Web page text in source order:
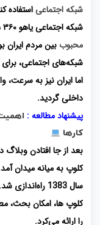
شبکه اجتماعیاستفاده
شبکه اجتماعی یاهو ۳۶۰ در سال 2005 راه‌اندازی شد و دومین
محبوب بین مردم ایران
شبکه‌های اجتماعی،
اما ایران نیز به سرعت،
داخلی گردید.
پیشنهاد مطالعه :
کارها
بعد از جا افتادن وبلاگ
کلوپ به میانه میدان
سال 1383
کلوپ‌ ها، امکان بحث،
را ارائه می‌کرد.